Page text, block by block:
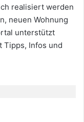
realisiert werden
neuen Wohnung
unterstützt
Tipps, Infos und